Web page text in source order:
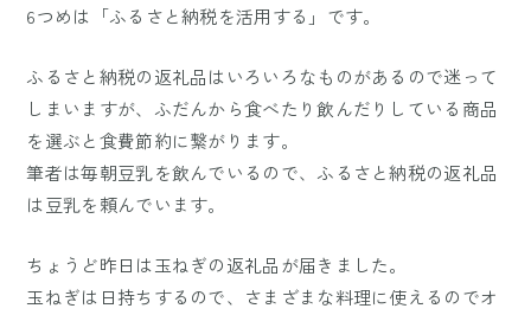
6つめは「ふるさと納税を活用する」です。
ふるさと納税の返礼品はいろいろなものがあるので迷って
しまいますが、ふだんから食べたり飲んだりしている商品
を選ぶと食費節約に繋がります。
筆者は毎朝豆乳を飲んでいるので、ふるさと納税の返礼品
は豆乳を頼んでいます。
ちょうど昨日は玉ねぎの返礼品が届きました。
玉ねぎは日持ちするので、さまざまな料理に使えるのでオ